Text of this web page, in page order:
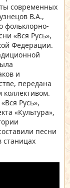
современных
В.А.,
фольклорно-
«Вся Русь»,
Федерации.
и
передана
Русь»,
«Культура»,
песни
станицах